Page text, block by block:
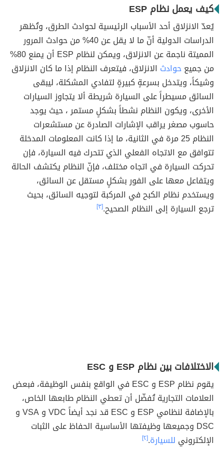
كيف يعمل نظام ESP
يُعدّ الانزلاق أحد الأسباب الرئيسية لحوادث الطرق، وتُظهر
الدراسات الدولية أنّ ما لا يقل عن 40% من حوادث المرور
المميتة ناجمة عن الانزلاق، ويمكن لنظام ESP أن يمنع 80%
من جميعحوادث الانزلاق، فيتعرف النظام إذا ما كان الانزلاق
وشيكاً، ويتدخل بسرعةٍ كبيرةٍ لتفادي المشكلة، ليبقى
السائق مسيطراً على السيارة شريطة ألا يتجاوز السيارات
الأخرى، ويكون النظام نشطاً بشكلٍ مستمر ، حيث يوجد
حاسوب مصغر يراقب الإشارات الصادرة عن مستشعرات
النظام 25 مرة في الثانية، ما إذا كانت المعلومات المدخلة
تتوافق مع الاتجاه الفعلي الذي تتحرك فيه السيارة، فإن
تحركت السيارة في اتجاه مختلف، فإنّ النظام يكتشف الحالة
ويتفاعل معها على الفور بشكلٍ مستقل عن السائق،
ويستخدم نظام الكبح في المركبة لتوجيه السائق، بحيث
ترجع السيارة إلى النظام الصحيح.[٣]
الاختلافات بين نظام ESP و ESC
يقوم نظام ESP و ESC في الواقع بنفس الوظيفة، فبعض
العلامات التجارية تُفضّل أن تعطي النظام طابعها الخاص،
بالإضافة لنظامي ESP و ESC قد نجد أيضاً VDC و VSA و
DSC وجميعها وظيفتها الأساسية الحفاظ على الثبات
الإلكتروني للسيارة.[٢]